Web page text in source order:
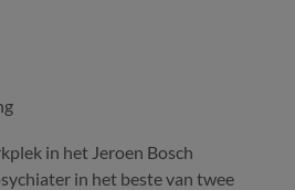
in het Jeroen Bosch
in het beste van twee